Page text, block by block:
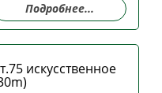
Подробнее...
искусственное